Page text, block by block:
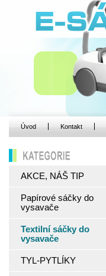
Úvod Kontakt
KATEGORIE
AKCE, NÁŠ TIP
Papírové sáčky do
vysavače
Textilní sáčky do
vysavače
TYL-PYTLÍKY